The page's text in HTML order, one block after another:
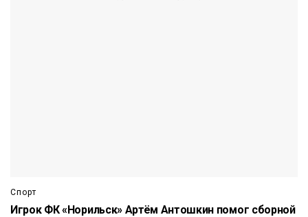
Спорт
Игрок ФК «Норильск» Артём Антошкин помог сборной